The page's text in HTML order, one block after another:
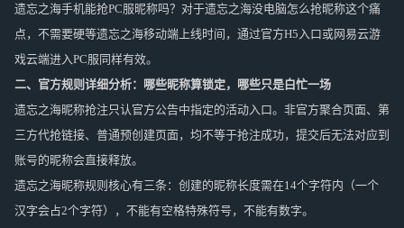
遗忘之海手机能抢PC服昵称吗？对于遗忘之海没电脑怎么抢昵称这个痛
点，不需要硬等遗忘之海移动端上线时间，通过官方H5入口或网易云游
戏云端进入PC服同样有效。
二、官方规则详细分析：哪些昵称算锁定，哪些只是白忙一场
遗忘之海昵称抢注只认官方公告中指定的活动入口。非官方聚合页面、第
三方代抢链接、普通预创建页面，均不等于抢注成功，提交后无法对应到
账号的昵称会直接释放。
遗忘之海昵称规则核心有三条：创建的昵称长度需在14个字符内（一个
汉字会占2个字符），不能有空格特殊符号，不能有数字。